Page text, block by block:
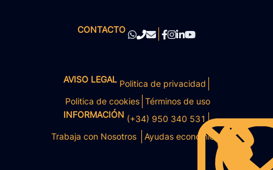
CONTACTO
AVISO LEGAL Politica de privacidad
Politica de cookies Términos de uso
INFORMACIÓN (+34) 950 340 531
Trabaja con Nosotros
Ayudas económicas